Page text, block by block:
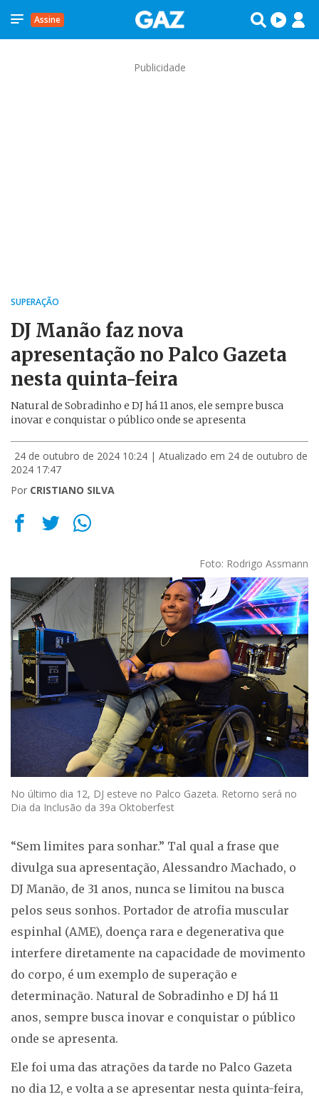
Assine
Publicidade
SUPERAÇÃO
DJ Manão faz nova
apresentação no Palco Gazeta
nesta quinta-feira
Natural de Sobradinho e DJ há 11 anos, ele sempre busca
inovar e conquistar o público onde se apresenta
24 de outubro de 2024 10:24 | Atualizado em 24 de outubro de
2024 17:47
Por CRISTIANO SILVA
Foto: Rodrigo Assmann
No último dia 12, DJ esteve no Palco Gazeta. Retorno será no
Dia da Inclusão da 39a Oktoberfest
“Sem limites para sonhar.” Tal qual a frase que
divulga sua apresentação, Alessandro Machado, o
DJ Manão, de 31 anos, nunca se limitou na busca
pelos seus sonhos. Portador de atrofia muscular
espinhal (AME), doença rara e degenerativa que
interfere diretamente na capacidade de movimento
do corpo, é um exemplo de superação e
determinação. Natural de Sobradinho e DJ há 11
anos, sempre busca inovar e conquistar o público
onde se apresenta.
Ele foi uma das atrações da tarde no Palco Gazeta
no dia 12, e volta a se apresentar nesta quinta-feira,